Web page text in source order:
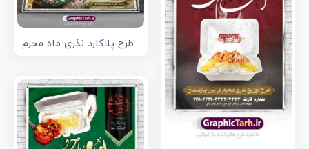
طرح پلاکارد نذری ماه محرم